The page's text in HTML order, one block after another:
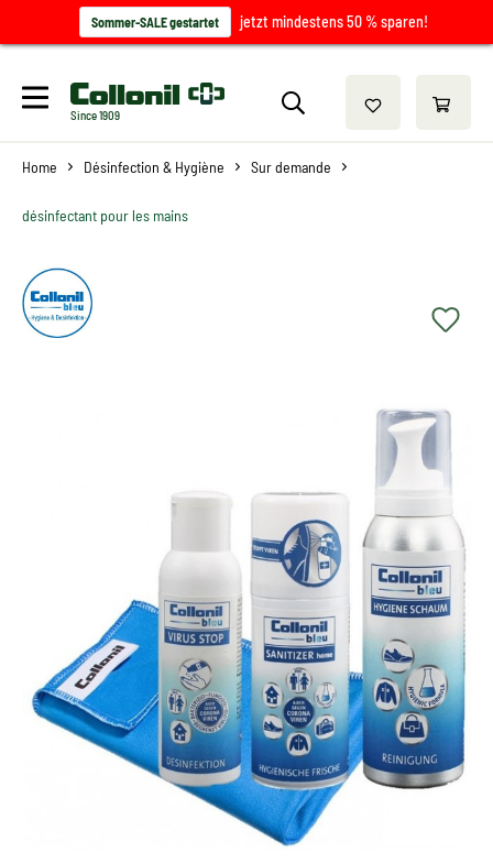
Sommer-SALE gestartet jetzt mindestens 50 % sparen!
Since 1909
Home Désinfection & Hygiène Sur demande
désinfectant pour les mains